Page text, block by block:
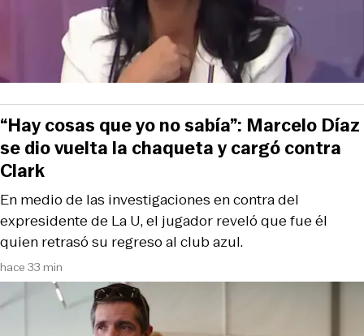
hace 33 min
En medio de las investigaciones en contra del
expresidente de La U, el jugador reveló que fue él
quien retrasó su regreso al club azul.
“Hay cosas que yo no sabía”: Marcelo Díaz
se dio vuelta la chaqueta y cargó contra
Clark